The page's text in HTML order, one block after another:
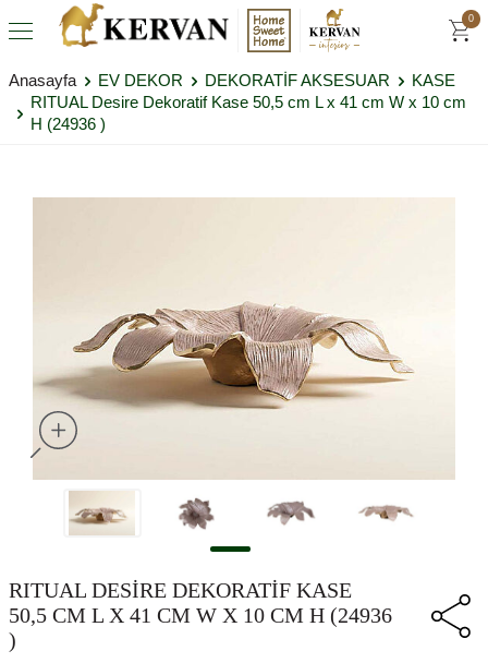
0
Anasayfa EV DEKOR DEKORATİF AKSESUAR
KASE
RITUAL Desire Dekoratif Kase 50,5 cm L x 41 cm W x 10 cm
H (24936 )
RITUAL DESIRE DEKORATIF KASE
50,5 CM L X 41 CM W X 10 CM H (24936
)